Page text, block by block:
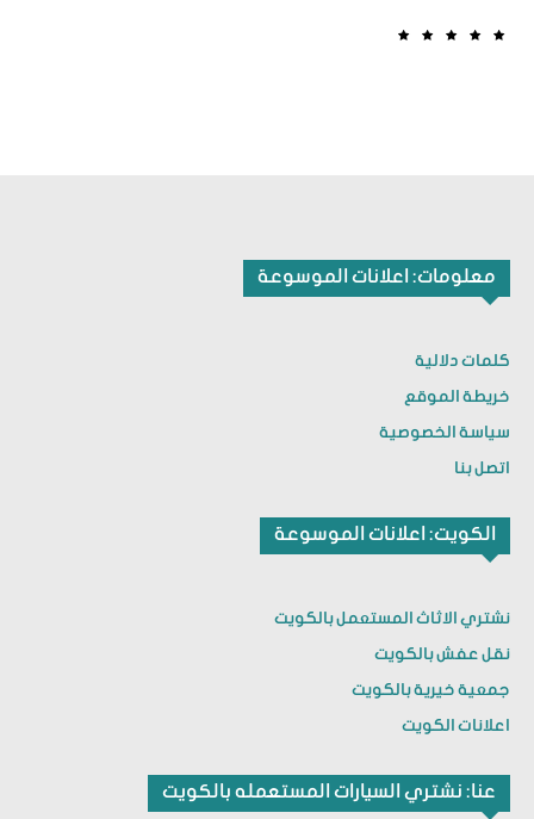
معلومات: اعلانات الموسوعة
كلمات دلالية
خريطة الموقع
سياسة الخصوصية
اتصل بنا
الكويت: اعلانات الموسوعة
نشتري الاثاث المستعمل بالكويت
نقل عفش بالكويت
جمعية خيرية بالكويت
اعلانات الكويت
عنا: نشتري السيارات المستعمله بالكويت